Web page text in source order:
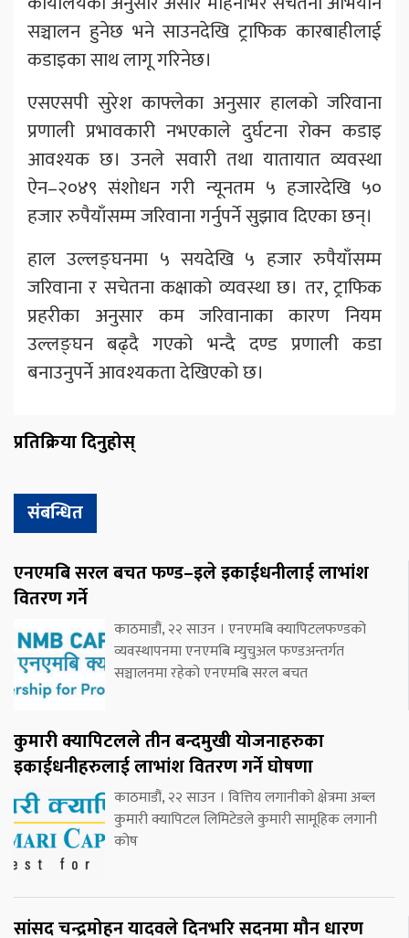
सञ्चालन हुनेछ भने साउनदेखि ट्राफिक कारबाहीलाई
कडाइका साथ लागू गरिनेछ।
एसएसपी सुरेश काफ्लेका अनुसार हालको जरिवाना
प्रणाली प्रभावकारी नभएकाले दुर्घटना रोक्न कडाइ
आवश्यक छ। उनले सवारी तथा यातायात व्यवस्था
ऐन–२०४९ संशोधन गरी न्यूनतम ५ हजारदेखि ५०
हजार रुपैयाँसम्म जरिवाना गर्नुपर्ने सुझाव दिएका छन्।
हाल उल्लङ्घनमा ५ सयदेखि ५ हजार रुपैयाँसम्म
जरिवाना र सचेतना कक्षाको व्यवस्था छ। तर, ट्राफिक
प्रहरीका अनुसार कम जरिवानाका कारण नियम
उल्लङ्घन बढ्दै गएको भन्दै दण्ड प्रणाली कडा
बनाउनुपर्ने आवश्यकता देखिएको छ।
प्रतिक्रिया दिनुहोस्
संबन्धित
एनएमबि सरल बचत फण्ड–इले इकाईधनीलाई लाभांश
वितरण गर्ने
काठमाडौं, २२ साउन । एनएमबि क्यापिटलफण्डको
व्यवस्थापनमा एनएमबि म्युचुअल फण्डअन्तर्गत
सञ्चालनमा रहेको एनएमबि सरल बचत
कुमारी क्यापिटलले तीन बन्दमुखी योजनाहरुका
इकाईधनीहरुलाई लाभांश वितरण गर्ने घोषणा
काठमाडौं, २२ साउन । वित्तिय लगानीको क्षेत्रमा अब्ल
कुमारी क्यापिटल लिमिटेडले कुमारी सामूहिक लगानी
कोष
सांसद चन्द्रमोहन यादवले दिनभरि सदनमा मौन धारण